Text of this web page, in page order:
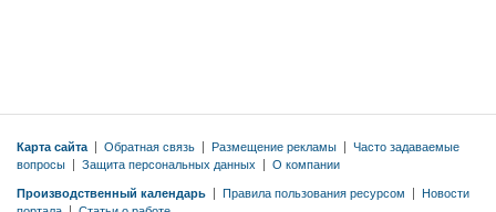
Карта сайта | Обратная связь | Размещение рекламы | Часто задаваемые
вопросы | Защита персональных данных | О компании
Производственный календарь | Правила пользования ресурсом | Новости